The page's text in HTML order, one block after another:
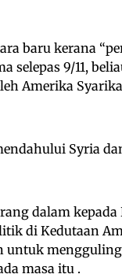
baru kerana
selepas 9/11,
Amerika
Syria
dalam kepada
di Kedutaan
untuk
masa itu .